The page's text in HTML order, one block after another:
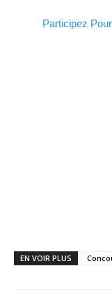
Participez
EN VOIR PLUS